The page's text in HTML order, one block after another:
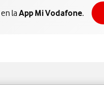
en laApp Mi Vodafone.